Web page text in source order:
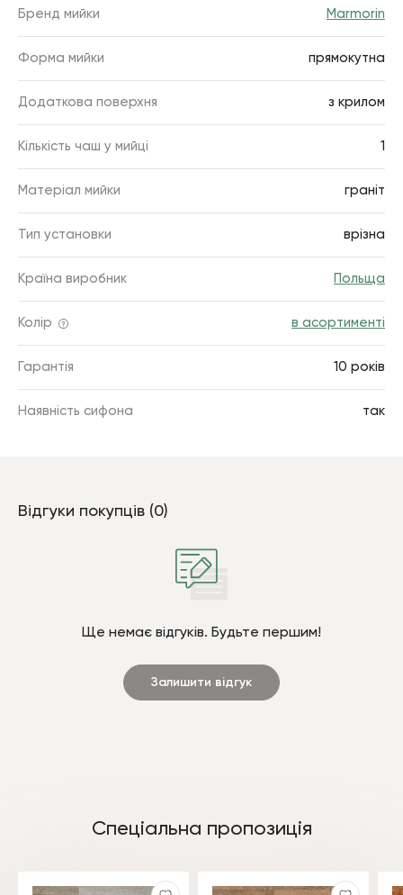
Бренд мийки Marmorin
Форма мийки прямокутна
Додаткова поверхня з крилом
Кількість чаш у мийці 1
Матеріал мийки граніт
Тип установки врізна
Країна виробник Польща
Колір в асортименті
Гарантія 10 років
Наявність сифона так
Відгуки покупців (0)
Ще немає відгуків. Будьте першим!
Залишити відгук
Спеціальна пропозиція